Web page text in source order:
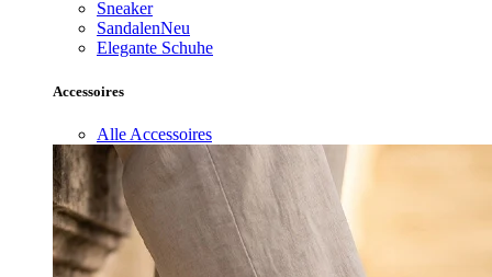
Sneaker
SandalenNeu
Elegante Schuhe
Accessoires
Alle Accessoires